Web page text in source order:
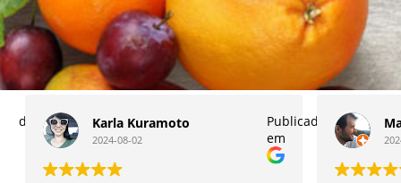
Publicado
em
Karla Kuramoto
2024-08-02